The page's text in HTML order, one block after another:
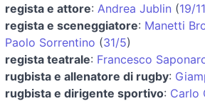
regista e attore: Andrea Jublin (19/11
regista e sceneggiatore: Manetti
Paolo Sorrentino (31/5)
regista teatrale: Francesco
rugbista e allenatore di rugby:
rugbista e dirigente sportivo: Carlo